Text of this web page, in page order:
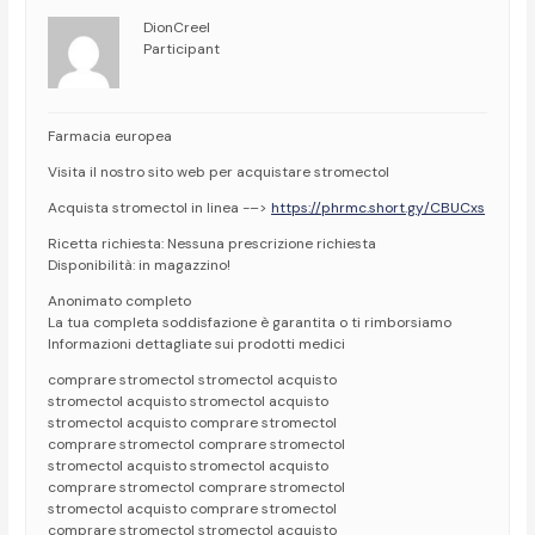
DionCreel
Participant
Farmacia europea
Visita il nostro sito web per acquistare stromectol
Acquista stromectol in linea -–>https://phrmc.short.gy/CBUCxs
Ricetta richiesta: Nessuna prescrizione richiesta
Disponibilità: in magazzino!
Anonimato completo
La tua completa soddisfazione è garantita o ti rimborsiamo
Informazioni dettagliate sui prodotti medici
comprare stromectol stromectol acquisto
stromectol acquisto stromectol acquisto
stromectol acquisto comprare stromectol
comprare stromectol comprare stromectol
stromectol acquisto stromectol acquisto
comprare stromectol comprare stromectol
stromectol acquisto comprare stromectol
comprare stromectol stromectol acquisto